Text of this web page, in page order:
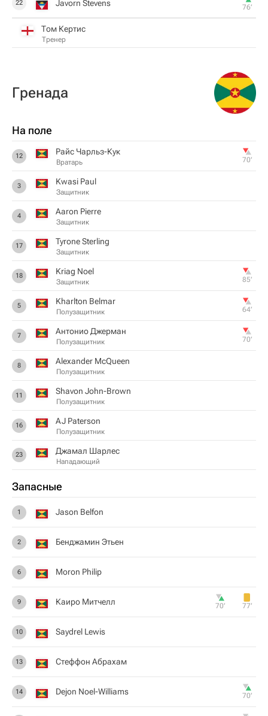
22 Javorn Stevens 76‎’‎
Том Кертис
Тренер
Гренада
На поле
12 Райс Чарльз-Кук
Вратарь 70‎’‎
3 Kwasi Paul
Защитник
4 Aaron Pierre
Защитник
17 Tyrone Sterling
Защитник
18 Kriag Noel
Защитник 85‎’‎
5 Kharlton Belmar
Полузащитник 64‎’‎
7 Антонио Джерман
Полузащитник 70‎’‎
8 Alexander McQueen
Полузащитник
11 Shavon John-Brown
Полузащитник
16 AJ Paterson
Полузащитник
23 Джамал Шарлес
Нападающий
Запасные
1 Jason Belfon
2 Бенджамин Этьен
6 Moron Philip
9 Каиро Митчелл 70‎’‎ 77‎’‎
10 Saydrel Lewis
13 Стеффон Абрахам
14 Dejon Noel-Williams 70‎’‎